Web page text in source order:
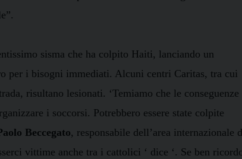
sisma che ha colpito Haiti, lanciando un
per i bisogni immediati. Alcuni centri Caritas, tra cui
risultano lesionati. ‘Temiamo che le conseguenze
i soccorsi. Potrebbero essere state colpite
Beccegato, responsabile dell’area internazionale
vittime anche tra i cattolici ‘ dice ‘. Se ben